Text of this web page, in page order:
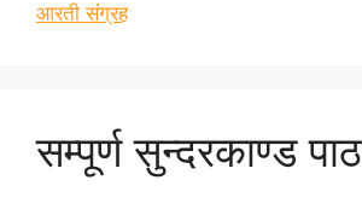
आरती संग्रह
सम्पूर्ण सुन्दरकाण्ड पाठ